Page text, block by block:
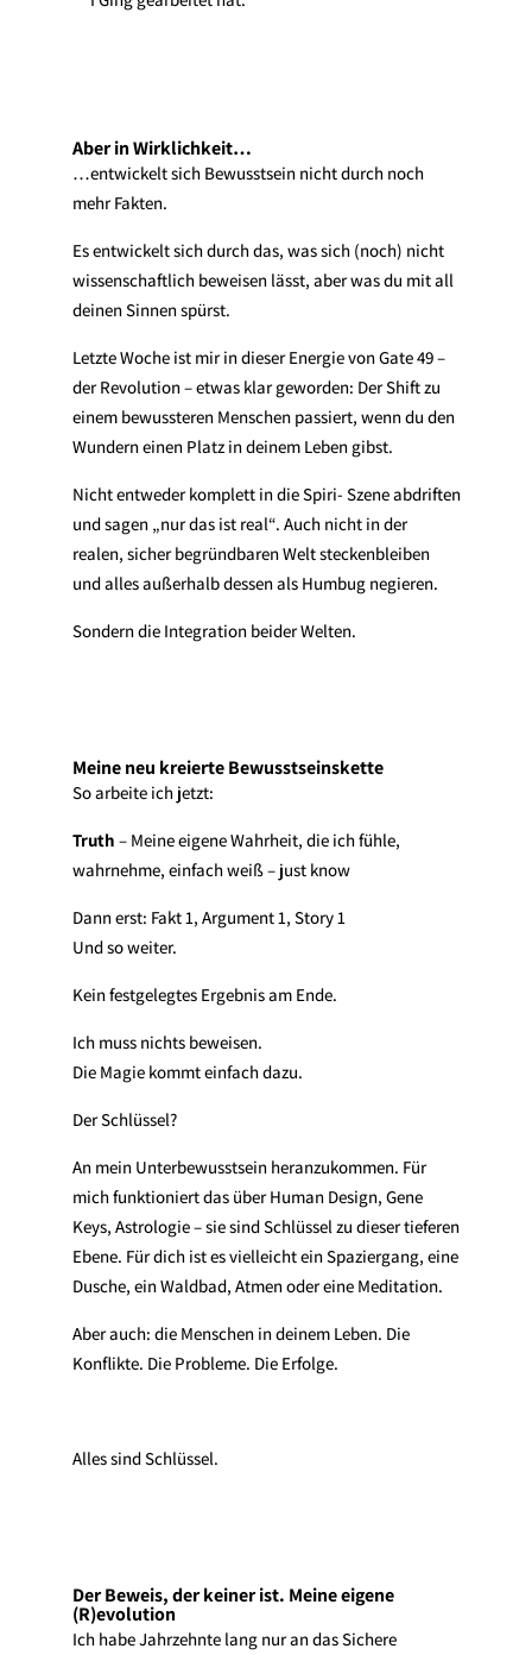
Aber in Wirklichkeit…
…entwickelt sich Bewusstsein nicht durch noch
mehr Fakten.
Es entwickelt sich durch das, was sich (noch) nicht
wissenschaftlich beweisen lässt, aber was du mit all
deinen Sinnen spürst.
Letzte Woche ist mir in dieser Energie von Gate 49 –
der Revolution – etwas klar geworden: Der Shift zu
einem bewussteren Menschen passiert, wenn du den
Wundern einen Platz in deinem Leben gibst.
Nicht entweder komplett in die Spiri- Szene abdriften
und sagen „nur das ist real“. Auch nicht in der
realen, sicher begründbaren Welt steckenbleiben
und alles außerhalb dessen als Humbug negieren.
Sondern die Integration beider Welten.
Meine neu kreierte Bewusstseinskette
So arbeite ich jetzt:
Truth – Meine eigene Wahrheit, die ich fühle,
wahrnehme, einfach weiß – just know
Dann erst: Fakt 1, Argument 1, Story 1
Und so weiter.
Kein festgelegtes Ergebnis am Ende.
Ich muss nichts beweisen.
Die Magie kommt einfach dazu.
Der Schlüssel?
An mein Unterbewusstsein heranzukommen. Für
mich funktioniert das über Human Design, Gene
Keys, Astrologie – sie sind Schlüssel zu dieser tieferen
Ebene. Für dich ist es vielleicht ein Spaziergang, eine
Dusche, ein Waldbad, Atmen oder eine Meditation.
Aber auch: die Menschen in deinem Leben. Die
Konflikte. Die Probleme. Die Erfolge.
Alles sind Schlüssel.
Der Beweis, der keiner ist. Meine eigene
(R)evolution
Ich habe Jahrzehnte lang nur an das Sichere